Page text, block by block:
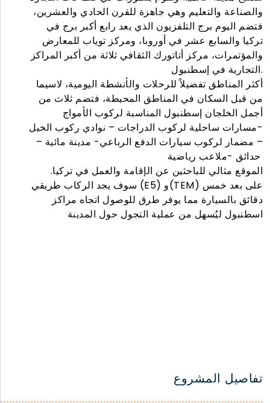
والصناعة والتعليم وهي جاهزة للقرن الحادي والعشرين،
فتضم اليوم برج التلفزيون الذي يعد رابع أكبر برج في
تركيا والسابع عشر في أوروبا، ومركز توياب للمعارض
والمؤتمرات، مركز أتاتورك الثقافي ثلاثة من أكبر المراكز
التجارية في إسطنبول.
أكثر المناطق تفضيلاً للرحلات والأنشطة اليومية، لاسيما
من قبل السكان في المناطق المحيطة، فتضم ثلاث من
أجمل الخلجان إسطنبول المناسبة لركوب الأمواج
-مسارات ساحلية لركوب الدراجات – نوادي ركوب الخيل
– مضمار لركوب سيارات الدفع الرباعي- مدينة مائية –
حدائق -ملاعب رياضية
الموقع مثالي للباحثين عن الإقامة والعمل في تركيا.
سوف يجد الركاب طريقي (E5) و(TEM) على بعد خمس
دقائق بالسيارة مما يوفر طرق للوصول اتجاه مراكز
اسطنبول ليُسهل من عملية التجول حول المدينة
تفاصيل المشروع